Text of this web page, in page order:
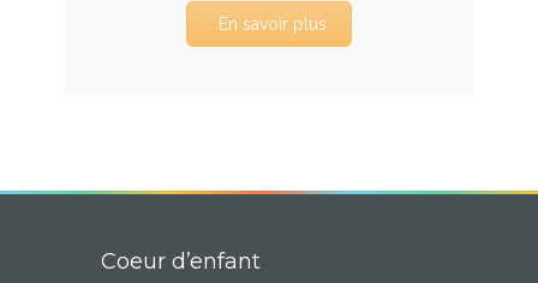
En savoir plus
Coeur d’enfant